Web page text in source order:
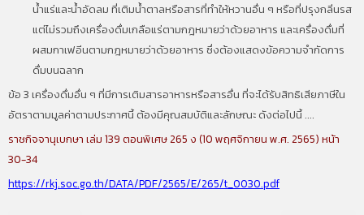
น้ำแร่และน้ำอัดลม ที่เติมน้ำตาลหรือสารที่ทำให้หวานอื่น ๆ หรือที่ปรุงกลิ่นรส
แต่ไม่รวมถึงเครื่องดื่มเกลือแร่ตามกฎหมายว่าด้วยอาหาร และเครื่องดื่มที่
ผสมกาเฟอีนตามกฎหมายว่าด้วยอาหาร ซึ่งต้องแสดงข้อความจำกัดการ
ดื่มบนฉลาก
ข้อ 3 เครื่องดื่มอื่น ๆ ที่มีการเติมสารอาหารหรือสารอื่น ที่จะได้รับสิทธิเสียภาษีใน
อัตราตามมูลค่าตามประกาศนี้ ต้องมีคุณสมบัติและลักษณะ ดังต่อไปนี้ ....
ราชกิจจานุเบกษา เล่ม 139 ตอนพิเศษ 265 ง (10 พฤศจิกายน พ.ศ. 2565) หน้า
30-34
https://rkj.soc.go.th/DATA/PDF/2565/E/265/t_0030.pdf